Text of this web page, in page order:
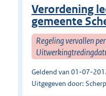
Verordening
gemeente
Regeling vervallen
Geldend van 01-07-
Uitgegeven door: